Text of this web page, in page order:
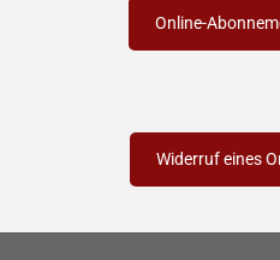
Online-
Widerruf eines